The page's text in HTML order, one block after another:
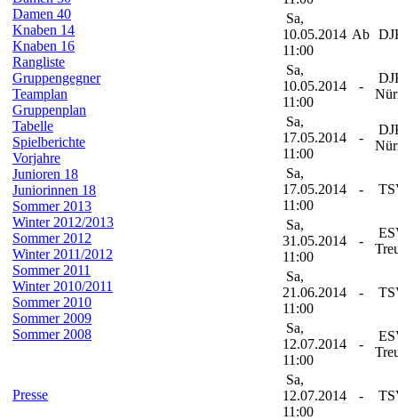
Damen 40
Knaben 14
Knaben 16
Rangliste
Gruppengegner
Teamplan
Gruppenplan
Tabelle
Spielberichte
Vorjahre
Junioren 18
Juniorinnen 18
Sommer 2013
Winter 2012/2013
Sommer 2012
Winter 2011/2012
Sommer 2011
Winter 2010/2011
Sommer 2010
Sommer 2009
Sommer 2008
Presse
Sa,
10.05.2014
11:00
Ab
Sa,
10.05.2014
11:00
-
Sa,
17.05.2014
11:00
-
Sa,
17.05.2014
11:00
-
Sa,
31.05.2014
11:00
-
Sa,
21.06.2014
11:00
-
Sa,
12.07.2014
11:00
-
Sa,
12.07.2014
11:00
-